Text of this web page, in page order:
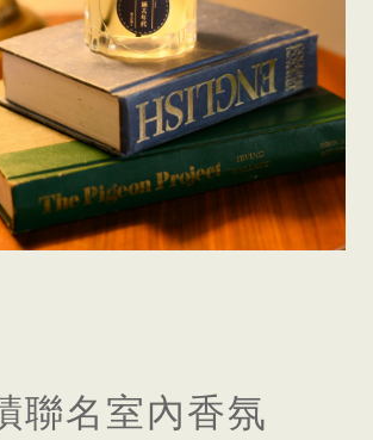
聯名室內香氛